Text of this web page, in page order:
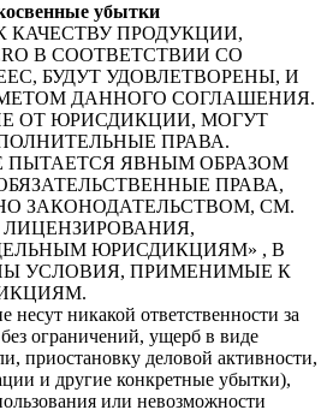
убытки
КАЧЕСТВУ ПРОДУКЦИИ,
В СООТВЕТСТВИИ СО
БУДУТ УДОВЛЕТВОРЕНЫ, И
ДАННОГО СОГЛАШЕНИЯ.
ОТ ЮРИСДИКЦИИ, МОГУТ
ПРАВА.
ПЫТАЕТСЯ ЯВНЫМ ОБРАЗОМ
ПРАВА,
ЗАКОНОДАТЕЛЬСТВОМ, СМ.
ЛИЦЕНЗИРОВАНИЯ,
ЮРИСДИКЦИЯМ» , В
УСЛОВИЯ, ПРИМЕНИМЫЕ К
несут никакой ответственности за
ограничений, ущерб в виде
приостановку деловой активности,
и другие конкретные убытки),
или невозможности